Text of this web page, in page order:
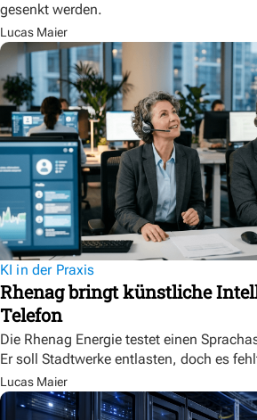
gesenkt werden.
Lucas Maier
KI in der Praxis
Rhenag bringt künstliche
Telefon
Die Rhenag Energie testet einen
Er soll Stadtwerke entlasten, doch es
Lucas Maier